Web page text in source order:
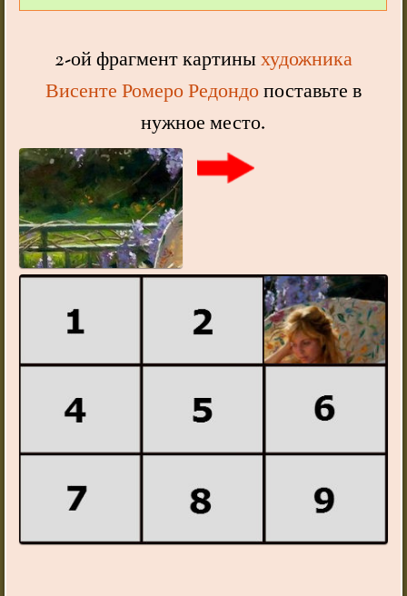
2-ой фрагмент картиныхудожника
Висенте Ромеро Редондопоставьте в
нужное место.